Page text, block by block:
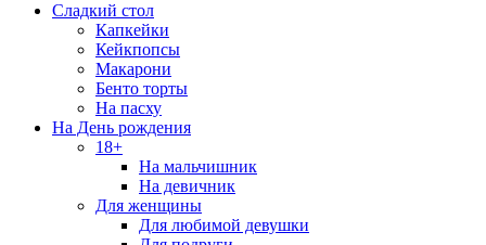
Сладкий стол
Капкейки
Кейкпопсы
Макарони
Бенто торты
На пасху
На День рождения
18+
На мальчишник
На девичник
Для женщины
Для любимой девушки